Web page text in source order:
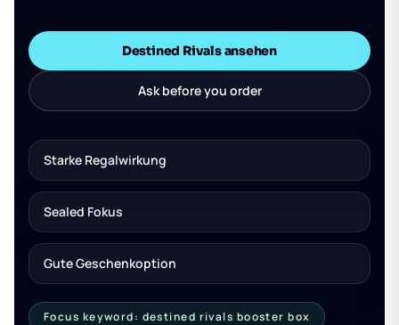
Destined Rivals ansehen
Ask before you order
Starke Regalwirkung
Sealed Fokus
Gute Geschenkoption
Focus keyword: destined rivals booster box